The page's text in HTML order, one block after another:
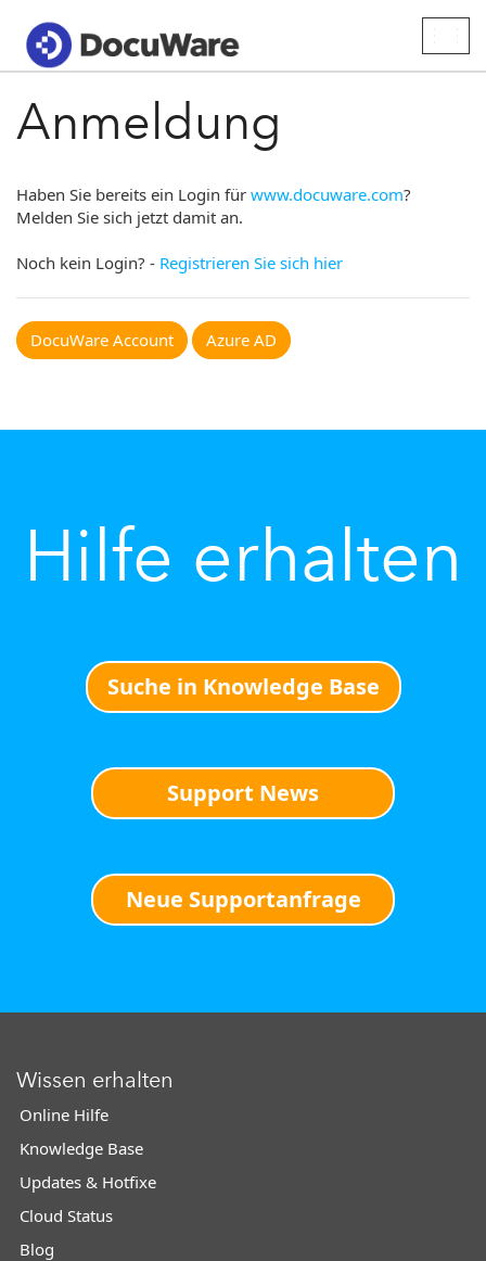
Anmeldung
Haben Sie bereits ein Login für www.docuware.com?
Melden Sie sich jetzt damit an.
Noch kein Login? - Registrieren Sie sich hier
DocuWare Account Azure AD
Hilfe erhalten
Suche in Knowledge Base
Support News
Neue Supportanfrage
Wissen erhalten
Online Hilfe
Knowledge Base
Updates & Hotfixe
Cloud Status
Blog